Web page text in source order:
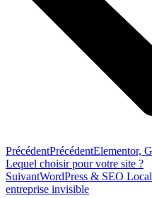
PrécédentPrécédentElementor,
Lequel choisir pour votre site ?
SuivantWordPress & SEO
entreprise invisible